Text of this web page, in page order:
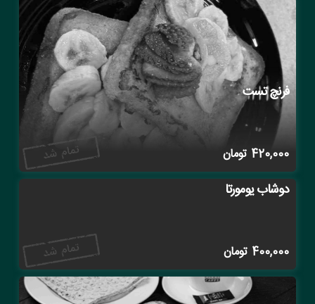
فرنچ تست
420,000 تومان
دوشاب یومورتا
400,000 تومان